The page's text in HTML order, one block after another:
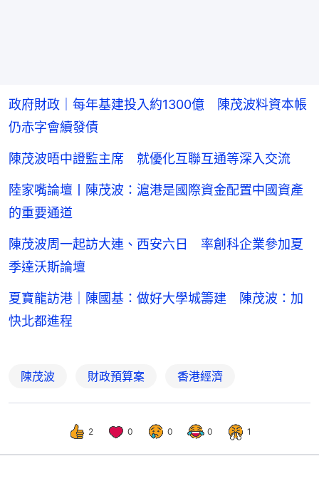
政府財政｜每年基建投入約1300億 陳茂波料資本帳
仍赤字會續發債
陳茂波晤中證監主席 就優化互聯互通等深入交流
陸家嘴論壇丨陳茂波：滬港是國際資金配置中國資產
的重要通道
陳茂波周一起訪大連、西安六日 率創科企業參加夏
季達沃斯論壇
夏寶龍訪港｜陳國基：做好大學城籌建 陳茂波：加
快北都進程
陳茂波 財政預算案 香港經濟
2 0 0 0 1